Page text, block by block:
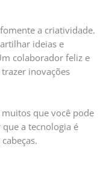
a criatividade.
ideias e
colaborador feliz e
inovações
muitos que você pode
a tecnologia é